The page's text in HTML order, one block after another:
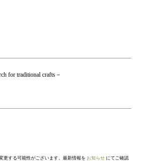
for traditional crafts－
更する可能性がございます。最新情報を お知らせ にてご確認